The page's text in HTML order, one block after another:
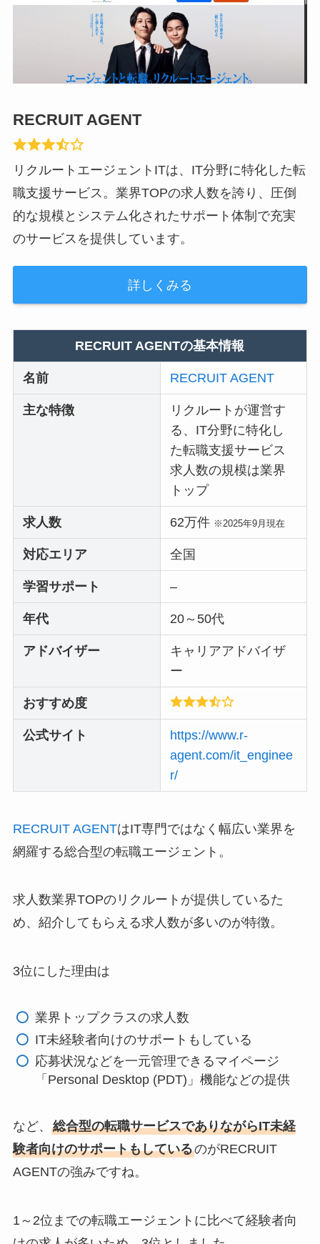
RECRUIT AGENT
リクルートエージェントITは、IT分野に特化した転
職支援サービス。業界TOPの求人数を誇り、圧倒
的な規模とシステム化されたサポート体制で充実
のサービスを提供しています。
詳しくみる
RECRUIT AGENTの基本情報
名前 RECRUIT AGENT
主な特徴
リクルートが運営す
る、IT分野に特化し
た転職支援サービス
求人数の規模は業界
トップ
求人数 62万件 ※2025年9月現在
対応エリア 全国
学習サポート –
年代 20～50代
アドバイザー
キャリアアドバイザ
ー
おすすめ度
公式サイト
https://www.r-
agent.com/it_enginee
r/
RECRUIT AGENTはIT専門ではなく幅広い業界を
網羅する総合型の転職エージェント。
求人数業界TOPのリクルートが提供しているた
め、紹介してもらえる求人数が多いのが特徴。
3位にした理由は
業界トップクラスの求人数
IT未経験者向けのサポートもしている
応募状況などを一元管理できるマイページ
「Personal Desktop (PDT)」機能などの提供
など、 総合型の転職サービスでありながらIT未経
験者向けのサポートもしているのがRECRUIT
AGENTの強みですね。
1～2位までの転職エージェントに比べて経験者向